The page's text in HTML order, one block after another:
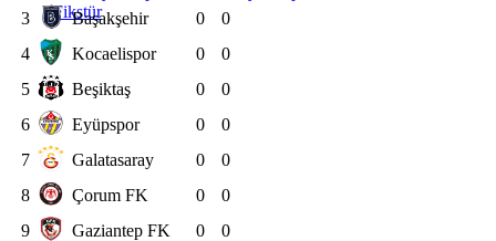
Fikstür
3 Başakşehir 0
0
4
Kocaelispor 0
0
5
Beşiktaş 0
0
6
Eyüpspor 0
0
7
Galatasaray 0
0
8
Çorum FK 0
0
9
Gaziantep FK 0
0